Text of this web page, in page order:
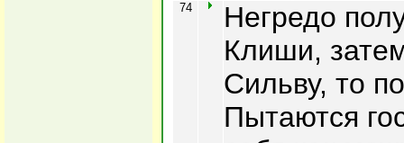
74
Негредо
Клиши,
Сильву, то
Пытаются